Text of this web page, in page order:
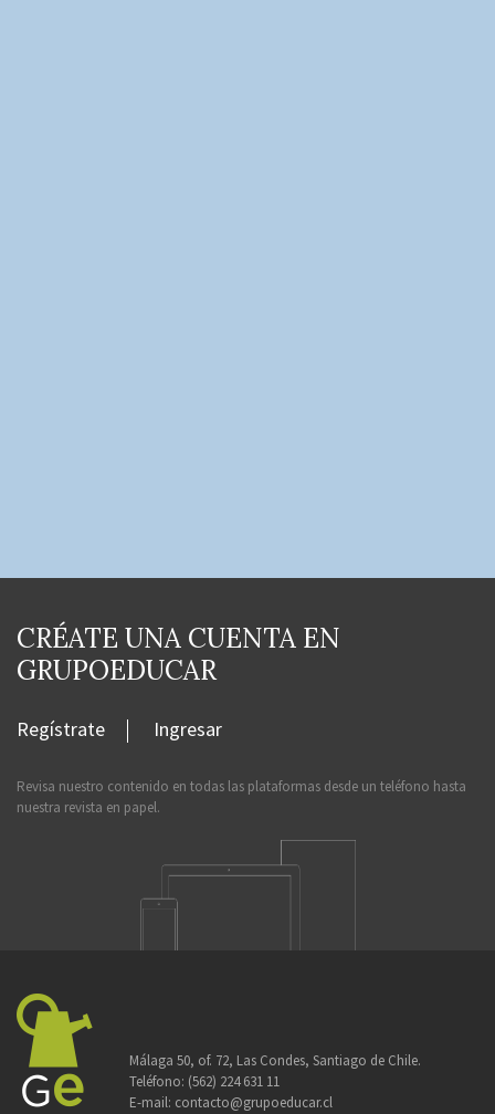
CRÉATE UNA CUENTA EN
GRUPOEDUCAR
Regístrate Ingresar
Revisa nuestro contenido en todas las plataformas desde un teléfono hasta
nuestra revista en papel.
Málaga 50, of. 72, Las Condes, Santiago de Chile.
Teléfono: (562) 224 631 11
E-mail: contacto@grupoeducar.cl